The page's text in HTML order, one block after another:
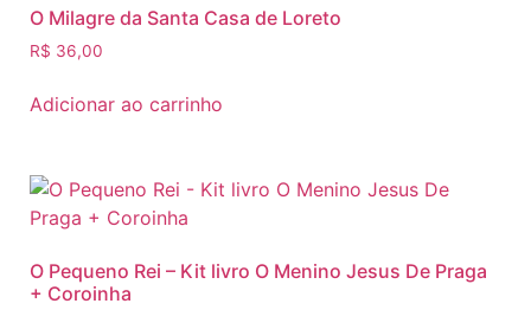
O Milagre da Santa Casa de Loreto
R$ 36,00
Adicionar ao carrinho
O Pequeno Rei – Kit livro O Menino Jesus De Praga
+ Coroinha